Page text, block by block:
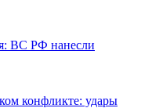
ВС РФ нанесли
конфликте: удары